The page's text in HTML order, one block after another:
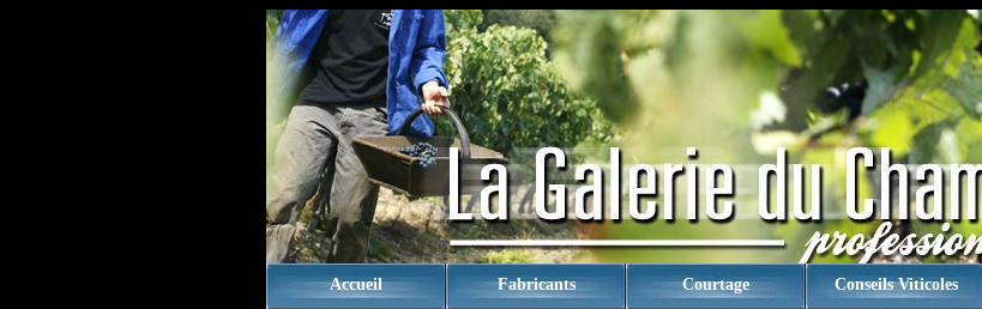
Accueil Fabricants Courtage Conseils Viticoles